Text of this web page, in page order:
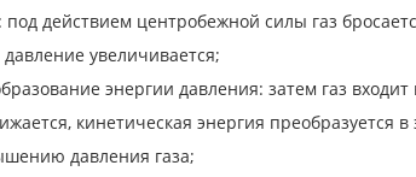
действием центробежной силы газ
увеличивается;
энергии давления: затем газ входит
кинетическая энергия преобразуется
давления газа;